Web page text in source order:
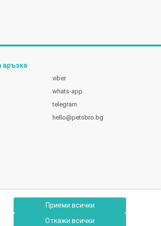
Приеми всички
Откажи всички
връзка
viber
whats-app
telegram
hello@petsbro.bg